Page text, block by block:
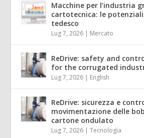
Macchine per l’industria
cartotecnica: le
tedesco
Lug 7, 2026 | Mercato
ReDrive: safety and
for the corrugated
Lug 7, 2026 | English
ReDrive: sicurezza e
movimentazione delle
cartone ondulato
Lug 7, 2026 |Tecnologia